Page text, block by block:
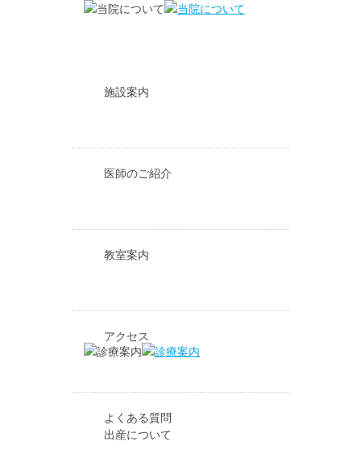
施設案内
医師のご紹介
教室案内
アクセス
よくある質問
出産について